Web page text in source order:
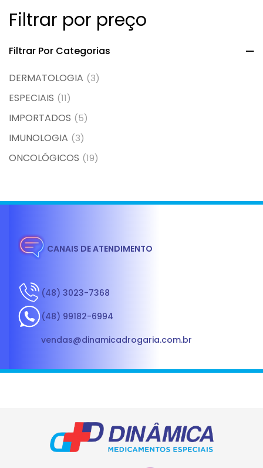
Filtrar por preço
Filtrar Por Categorias
DERMATOLOGIA (3)
ESPECIAIS (11)
IMPORTADOS (5)
IMUNOLOGIA (3)
ONCOLÓGICOS (19)
CANAIS DE ATENDIMENTO
(48) 3023-7368
(48) 99182-6994
vendas@dinamicadrogaria.com.br